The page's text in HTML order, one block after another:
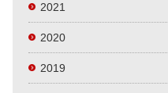
2021
2020
2019